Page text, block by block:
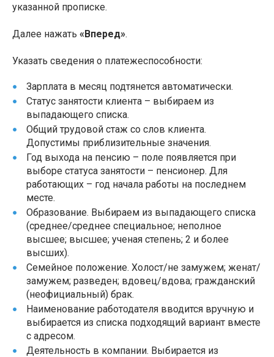
указанной прописке.
Далее нажать «Вперед».
Указать сведения о платежеспособности:
Зарплата в месяц подтянется автоматически.
Статус занятости клиента – выбираем из
выпадающего списка.
Общий трудовой стаж со слов клиента.
Допустимы приблизительные значения.
Год выхода на пенсию – поле появляется при
выборе статуса занятости – пенсионер. Для
работающих – год начала работы на последнем
месте.
Образование. Выбираем из выпадающего списка
(среднее/среднее специальное; неполное
высшее; высшее; ученая степень; 2 и более
высших).
Семейное положение. Холост/не замужем; женат/
замужем; разведен; вдовец/вдова; гражданский
(неофициальный) брак.
Наименование работодателя вводится вручную и
выбирается из списка подходящий вариант вместе
с адресом.
Деятельность в компании. Выбирается из